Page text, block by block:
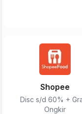
Shopee
Disc s/d 60% +
Ongkir